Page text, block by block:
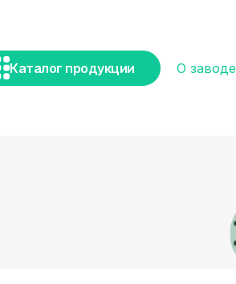
Каталог продукции О заводе